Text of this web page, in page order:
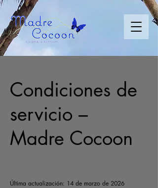
Condiciones de
servicio –
Madre Cocoon
Última actualización: 14 de marzo de 2026